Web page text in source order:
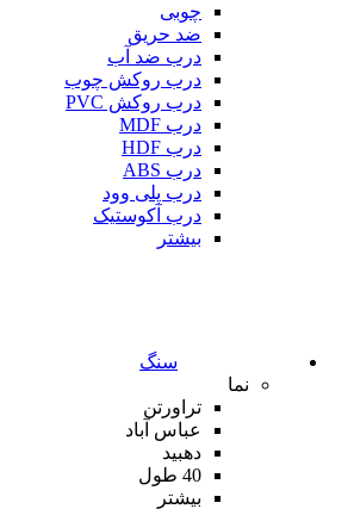
چوبی
ضد حریق
درب ضد آب
درب روکش چوب
درب روکش PVC
درب MDF
درب HDF
درب ABS
درب پلی وود
درب آکوستیک
بیشتر
سنگ
نما
تراورتن
عباس آباد
دهبید
40 طول
بیشتر